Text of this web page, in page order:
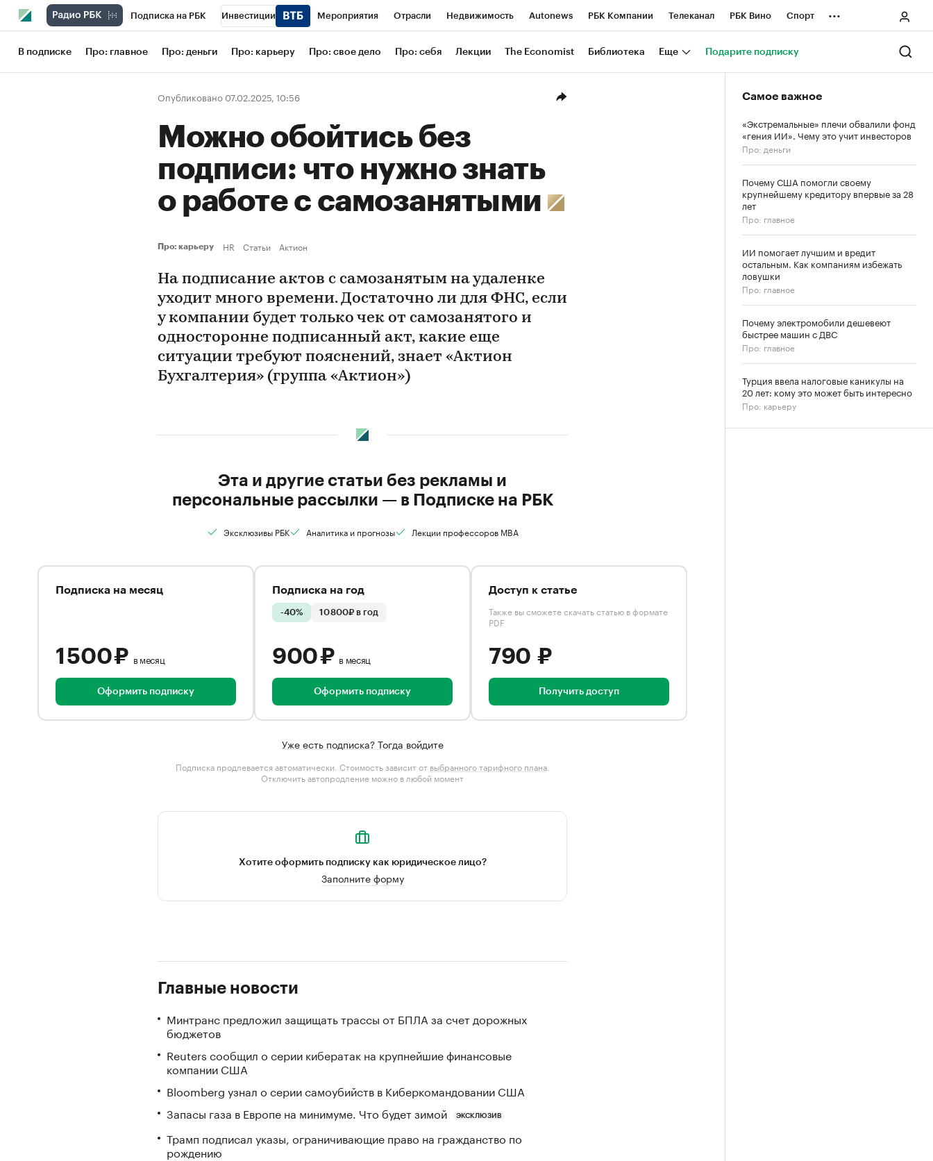
Подписка на РБК Инвестиции Мероприятия Отрасли Недвижимость Autonews РБК Компании Телеканал РБК Вино Спорт
Школа управления РБК РБК Образование РБК Life Тренды Визионеры Национальные проекты Город
Рынок наличной валюты
...
В подписке Про: главное Про: деньги Про: карьеру Про: свое дело Про: себя Лекции The Economist Библиотека Еще Подарите подписку
Опубликовано 07.02.2025, 10:56
Можно обойтись без
подписи: что нужно знать
о работе с самозанятыми
Про: карьеру HR Статьи Актион
На подписание актов с самозанятым на удаленке
уходит много времени. Достаточно ли для ФНС, если
у компании будет только чек от самозанятого и
односторонне подписанный акт, какие еще
ситуации требуют пояснений, знает «Актион
Бухгалтерия» (группа «Актион»)
Эта и другие статьи без рекламы и
персональные рассылки — в Подписке на РБК
Эксклюзивы РБК Аналитика и прогнозы Лекции профессоров MBA
Подписка на месяц
1 500 ₽ в месяц
Оформить подписку
Подписка на год
-40% 10 800₽ в год
900 ₽ в месяц
Оформить подписку
Доступ к статье
Также вы сможете скачать статью в формате
PDF
790 ₽
Получить доступ
Уже есть подписка? Тогда войдите
Подписка продлевается автоматически. Стоимость зависит от выбранного тарифного плана.
Отключить автопродление можно в любой момент
Хотите оформить подписку как юридическое лицо?
Заполните форму
Главные новости
Минтранс предложил защищать трассы от БПЛА за счет дорожных
бюджетов
Reuters сообщил о серии кибератак на крупнейшие финансовые
компании США
Bloomberg узнал о серии самоубийств в Киберкомандовании США
Запасы газа в Европе на минимуме. Что будет зимой
ЭКСКЛЮЗИВ
Трамп подписал указы, ограничивающие право на гражданство по
рождению
Самое важное
«Экстремальные» плечи обвалили фонд
«гения ИИ». Чему это учит инвесторов
Про: деньги
Почему США помогли своему
крупнейшему кредитору впервые за 28
лет
Про: главное
ИИ помогает лучшим и вредит
остальным. Как компаниям избежать
ловушки
Про: главное
Почему электромобили дешевеют
быстрее машин с ДВС
Про: главное
Турция ввела налоговые каникулы на
20 лет: кому это может быть интересно
Про: карьеру